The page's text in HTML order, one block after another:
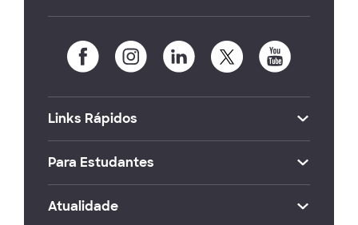
Links Rápidos
Para Estudantes
Atualidade